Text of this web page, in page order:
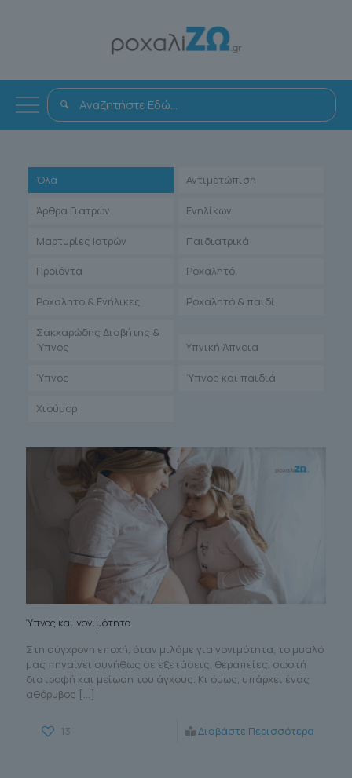
Όλα Αντιμετώπιση
Άρθρα Γιατρών Ενηλίκων
Μαρτυρίες Ιατρών Παιδιατρικά
Προϊόντα Ροχαλητό
Ροχαλητό & Ενήλικες Ροχαλητό & παιδί
Σακχαρώδης Διαβήτης &
Ύπνος
Υπνική Άπνοια
Ύπνος Ύπνος και παιδιά
Χιούμορ
Ύπνος και γονιμότητα
Στη σύγχρονη εποχή, όταν μιλάμε για γονιμότητα, το μυαλό
μας πηγαίνει συνήθως σε εξετάσεις, θεραπείες, σωστή
διατροφή και μείωση του άγχους. Κι όμως, υπάρχει ένας
αθόρυβος […]
13 Διαβάστε Περισσότερα